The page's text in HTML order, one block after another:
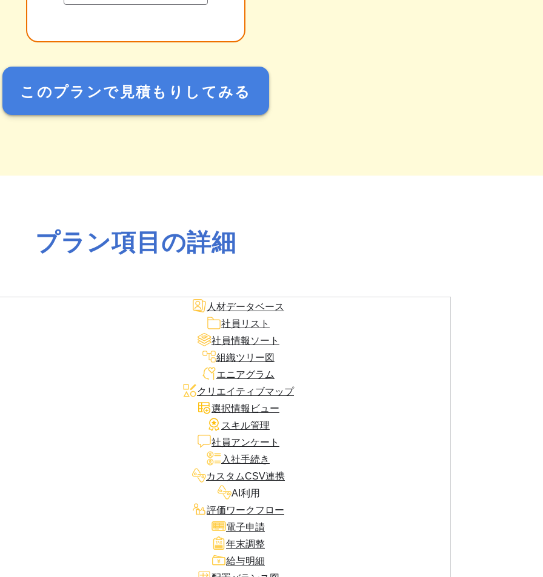
このプランで見積もりしてみる
プラン項目の詳細
人材データベース
社員リスト
社員情報ソート
組織ツリー図
エニアグラム
クリエイティブマップ
選択情報ビュー
スキル管理
社員アンケート
入社手続き
カスタムCSV連携
AI利用
評価ワークフロー
電子申請
年末調整
給与明細